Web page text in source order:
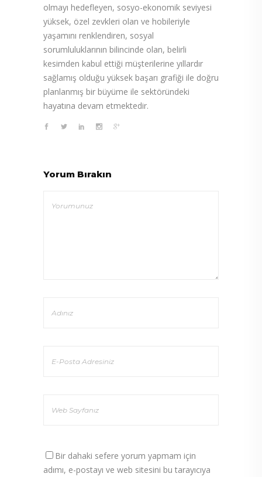
olmayı hedefleyen, sosyo-ekonomik seviyesi
yüksek, özel zevkleri olan ve hobileriyle
yaşamını renklendiren, sosyal
sorumluluklarının bilincinde olan, belirli
kesimden kabul ettiği müşterilerine yıllardır
sağlamış olduğu yüksek başarı grafiği ile doğru
planlanmış bir büyüme ile sektöründeki
hayatına devam etmektedir.
Yorum Bırakın
Bir dahaki sefere yorum yapmam için
adımı, e-postayı ve web sitesini bu tarayıcıya